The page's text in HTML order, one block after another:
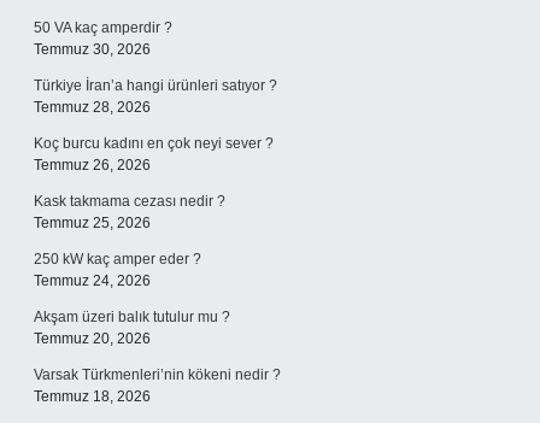
50 VA kaç amperdir ?
Temmuz 30, 2026
Türkiye İran’a hangi ürünleri satıyor ?
Temmuz 28, 2026
Koç burcu kadını en çok neyi sever ?
Temmuz 26, 2026
Kask takmama cezası nedir ?
Temmuz 25, 2026
250 kW kaç amper eder ?
Temmuz 24, 2026
Akşam üzeri balık tutulur mu ?
Temmuz 20, 2026
Varsak Türkmenleri’nin kökeni nedir ?
Temmuz 18, 2026